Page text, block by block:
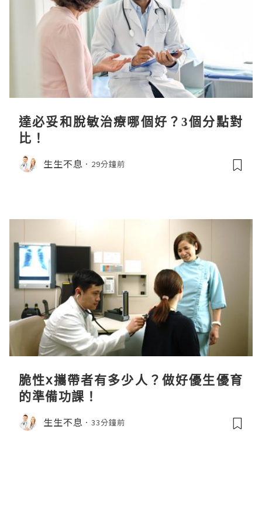
達必妥和脫敏治療哪個好？3個分點對
比！
生生不息 29分鐘前
脆性x攜帶者有多少人？做好優生優育
的準備功課！
生生不息 33分鐘前